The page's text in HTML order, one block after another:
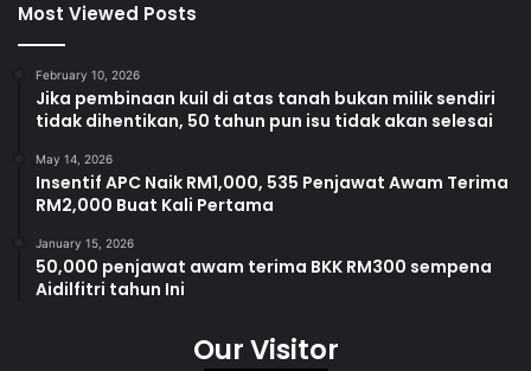
Most Viewed Posts
February 10, 2026
Jika pembinaan kuil di atas tanah bukan milik sendiri
tidak dihentikan, 50 tahun pun isu tidak akan selesai
May 14, 2026
Insentif APC Naik RM1,000, 535 Penjawat Awam Terima
RM2,000 Buat Kali Pertama
January 15, 2026
50,000 penjawat awam terima BKK RM300 sempena
Aidilfitri tahun Ini
Our Visitor